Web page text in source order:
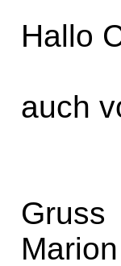
Hallo
auch
Gruss
Marion